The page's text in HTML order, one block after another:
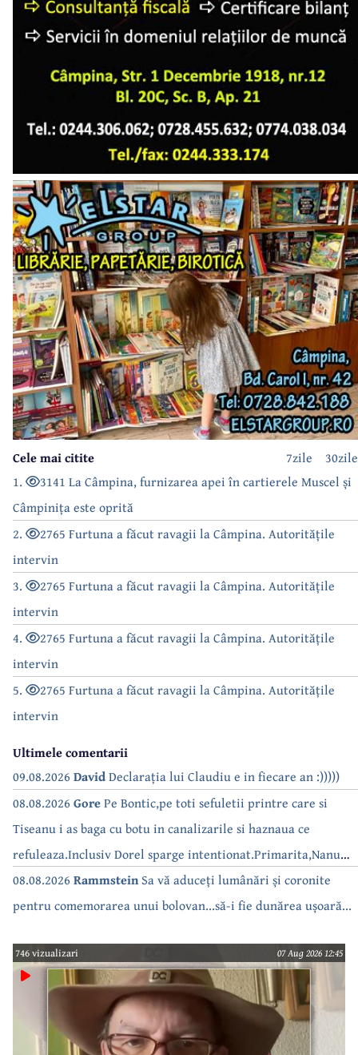
30zile
7zile
Cele mai citite
1.
3141 La Câmpina, furnizarea apei în cartierele Muscel și
Câmpinița este oprită
2.
2765 Furtuna a făcut ravagii la Câmpina. Autoritățile
intervin
3.
2765 Furtuna a făcut ravagii la Câmpina. Autoritățile
intervin
4.
2765 Furtuna a făcut ravagii la Câmpina. Autoritățile
intervin
5.
2765 Furtuna a făcut ravagii la Câmpina. Autoritățile
intervin
Ultimele comentarii
09.08.2026 DavidDeclarația lui Claudiu e in fiecare an :)))))
08.08.2026 GorePe Bontic,pe toti sefuletii printre care si
Tiseanu i as baga cu botu in canalizarile si haznaua ce
refuleaza.Inclusiv Dorel sparge intentionat.Primarita,Nanu
bea apa de la robinet.Asta as intreba o si pe Izabel Mitrea
08.08.2026 RammsteinSa vă aduceți lumânări și coronite
pentru comemorarea unui bolovan...să-i fie dunărea ușoară...
746 vizualizari 07 Aug 2026 12:45